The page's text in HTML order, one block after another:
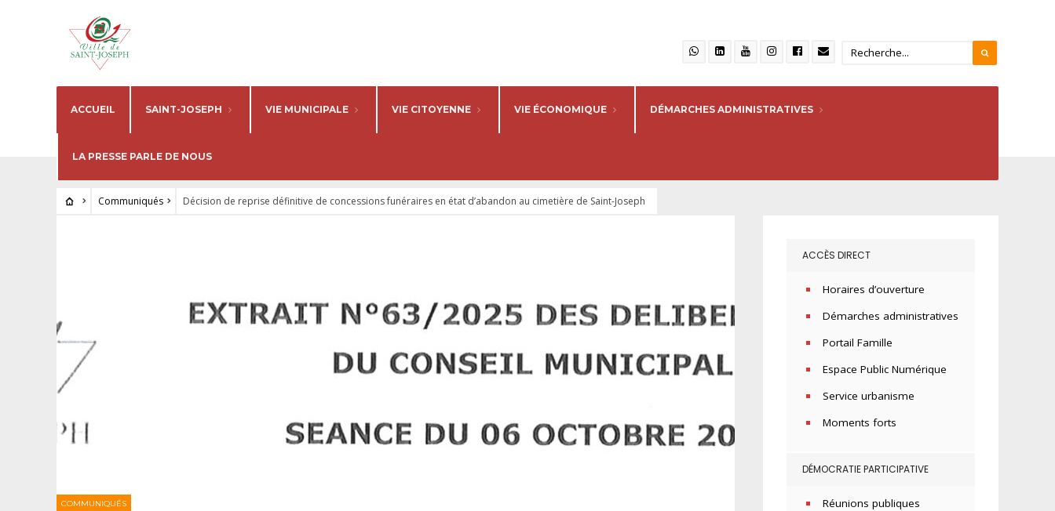
ACCUEIL SAINT-JOSEPH VIE MUNICIPALE VIE CITOYENNE VIE ÉCONOMIQUE DÉMARCHES ADMINISTRATIVES
LA PRESSE PARLE DE NOUS
Communiqués Décision de reprise définitive de concessions funéraires en état d’abandon au cimetière de Saint-Joseph
COMMUNIQUÉS
ACCÈS DIRECT
Horaires d’ouverture
Démarches administratives
Portail Famille
Espace Public Numérique
Service urbanisme
Moments forts
DÉMOCRATIE PARTICIPATIVE
Réunions publiques